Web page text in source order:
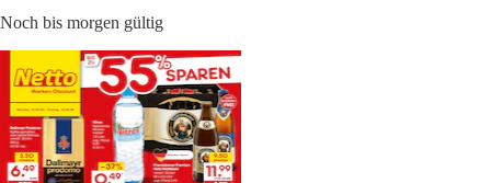
Noch bis morgen gültig